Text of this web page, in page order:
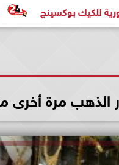
تهنئة
الذهب مرة أخرى